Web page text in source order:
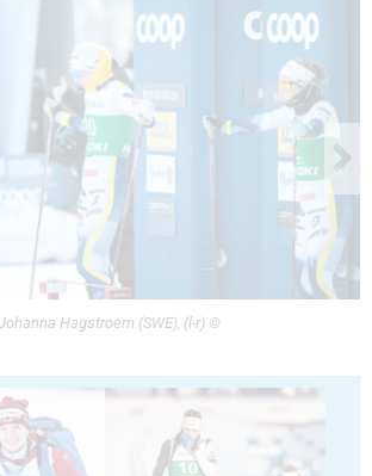
Hagstroem (SWE), (l-r) ©